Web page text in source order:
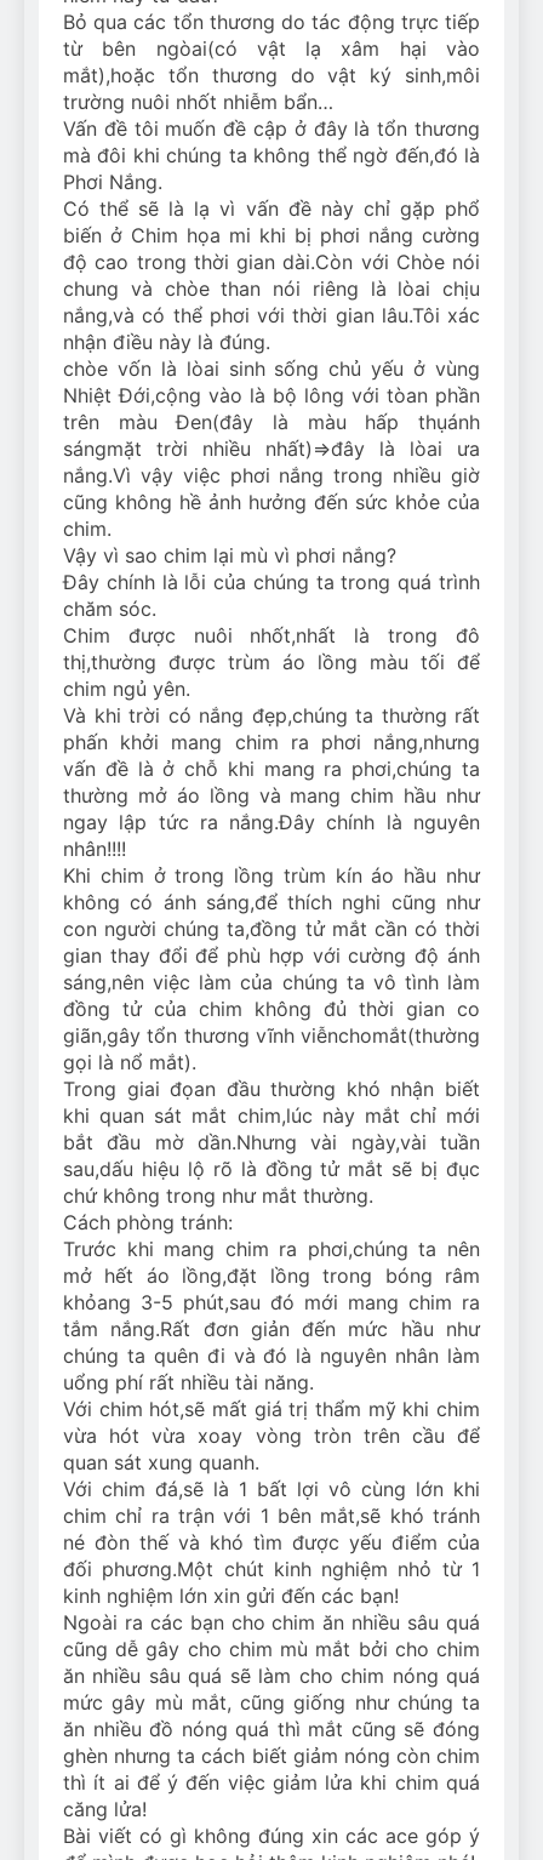
Bỏ qua các tổn thương do tác động trực tiếp
từ bên ngòai(có vật lạ xâm hại vào
mắt),hoặc tổn thương do vật ký sinh,môi
trường nuôi nhốt nhiễm bẩn…
Vấn đề tôi muốn đề cập ở đây là tổn thương
mà đôi khi chúng ta không thể ngờ đến,đó là
Phơi Nắng.
Có thể sẽ là lạ vì vấn đề này chỉ gặp phổ
biến ở Chim họa mi khi bị phơi nắng cường
độ cao trong thời gian dài.Còn với Chòe nói
chung và chòe than nói riêng là lòai chịu
nắng,và có thể phơi với thời gian lâu.Tôi xác
nhận điều này là đúng.
chòe vốn là lòai sinh sống chủ yếu ở vùng
Nhiệt Đới,cộng vào là bộ lông với tòan phần
trên màu Đen(đây là màu hấp thụánh
sángmặt trời nhiều nhất)=>đây là lòai ưa
nắng.Vì vậy việc phơi nắng trong nhiều giờ
cũng không hề ảnh hưởng đến sức khỏe của
chim.
Vậy vì sao chim lại mù vì phơi nắng?
Đây chính là lỗi của chúng ta trong quá trình
chăm sóc.
Chim được nuôi nhốt,nhất là trong đô
thị,thường được trùm áo lồng màu tối để
chim ngủ yên.
Và khi trời có nắng đẹp,chúng ta thường rất
phấn khởi mang chim ra phơi nắng,nhưng
vấn đề là ở chỗ khi mang ra phơi,chúng ta
thường mở áo lồng và mang chim hầu như
ngay lập tức ra nắng.Đây chính là nguyên
nhân!!!!
Khi chim ở trong lồng trùm kín áo hầu như
không có ánh sáng,để thích nghi cũng như
con người chúng ta,đồng tử mắt cần có thời
gian thay đổi để phù hợp với cường độ ánh
sáng,nên việc làm của chúng ta vô tình làm
đồng tử của chim không đủ thời gian co
giãn,gây tổn thương vĩnh viễnchomắt(thường
gọi là nổ mắt).
Trong giai đọan đầu thường khó nhận biết
khi quan sát mắt chim,lúc này mắt chỉ mới
bắt đầu mờ dần.Nhưng vài ngày,vài tuần
sau,dấu hiệu lộ rõ là đồng tử mắt sẽ bị đục
chứ không trong như mắt thường.
Cách phòng tránh:
Trước khi mang chim ra phơi,chúng ta nên
mở hết áo lồng,đặt lồng trong bóng râm
khỏang 3-5 phút,sau đó mới mang chim ra
tắm nắng.Rất đơn giản đến mức hầu như
chúng ta quên đi và đó là nguyên nhân làm
uổng phí rất nhiều tài năng.
Với chim hót,sẽ mất giá trị thẩm mỹ khi chim
vừa hót vừa xoay vòng tròn trên cầu để
quan sát xung quanh.
Với chim đá,sẽ là 1 bất lợi vô cùng lớn khi
chim chỉ ra trận với 1 bên mắt,sẽ khó tránh
né đòn thế và khó tìm được yếu điểm của
đối phương.Một chút kinh nghiệm nhỏ từ 1
kinh nghiệm lớn xin gửi đến các bạn!
Ngoài ra các bạn cho chim ăn nhiều sâu quá
cũng dễ gây cho chim mù mắt bởi cho chim
ăn nhiều sâu quá sẽ làm cho chim nóng quá
mức gây mù mắt, cũng giống như chúng ta
ăn nhiều đồ nóng quá thì mắt cũng sẽ đóng
ghèn nhưng ta cách biết giảm nóng còn chim
thì ít ai để ý đến việc giảm lửa khi chim quá
căng lửa!
Bài viết có gì không đúng xin các ace góp ý